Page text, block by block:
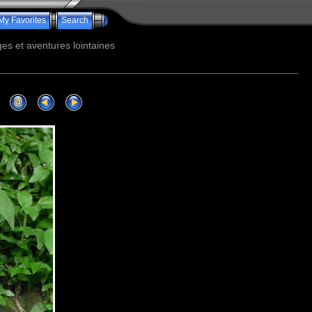
Favorites Search
et aventures lointaines